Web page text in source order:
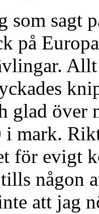
som sagt
på
glad över
i mark.
för evigt
någon
att jag